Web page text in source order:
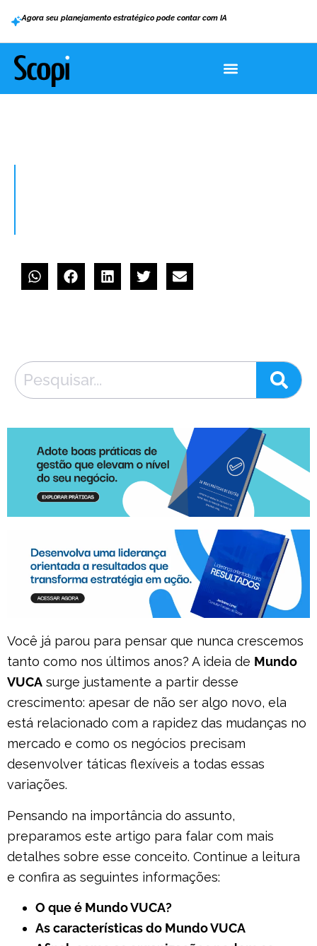
Agora seu planejamento estratégico pode contar com IA
Você já parou para pensar que nunca crescemos
tanto como nos últimos anos? A ideia de Mundo
VUCA surge justamente a partir desse
crescimento: apesar de não ser algo novo, ela
está relacionado com a rapidez das mudanças no
mercado e como os negócios precisam
desenvolver táticas flexíveis a todas essas
variações.
Pensando na importância do assunto,
preparamos este artigo para falar com mais
detalhes sobre esse conceito. Continue a leitura
e confira as seguintes informações:
O que é Mundo VUCA?
As características do Mundo VUCA